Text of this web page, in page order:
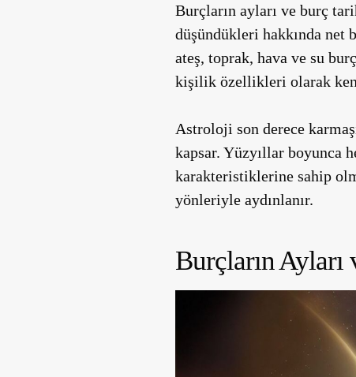
Burçların ayları ve burç
düşündükleri hakkında net
ateş, toprak, hava ve su
kişilik özellikleri olarak
Astroloji son derece
kapsar. Yüzyıllar boyunca
karakteristiklerine sahip
yönleriyle aydınlanır.
Burçların